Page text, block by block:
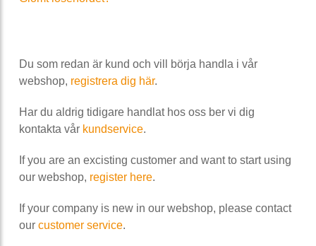
Du som redan är kund och vill börja handla i vår
webshop, registrera dig här.
Har du aldrig tidigare handlat hos oss ber vi dig
kontakta vår kundservice.
If you are an excisting customer and want to start using
our webshop, register here.
If your company is new in our webshop, please contact
our customer service.